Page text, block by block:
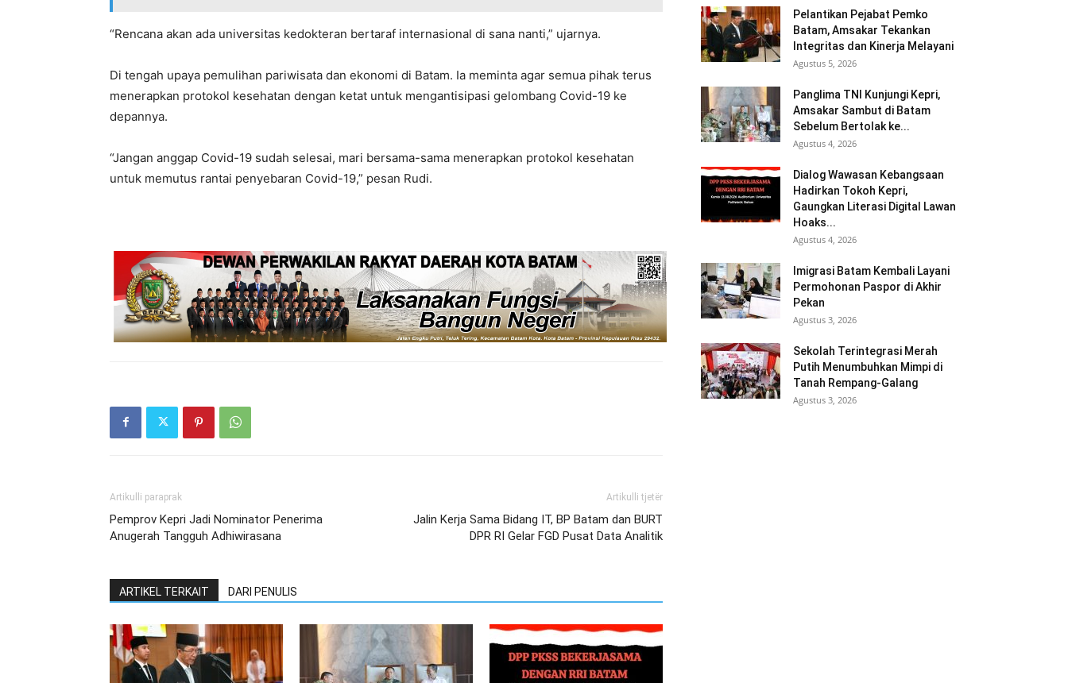
“Rencana akan ada universitas kedokteran bertaraf internasional di sana nanti,” ujarnya.
Di tengah upaya pemulihan pariwisata dan ekonomi di Batam. Ia meminta agar semua pihak terus
menerapkan protokol kesehatan dengan ketat untuk mengantisipasi gelombang Covid-19 ke
depannya.
“Jangan anggap Covid-19 sudah selesai, mari bersama-sama menerapkan protokol kesehatan
untuk memutus rantai penyebaran Covid-19,” pesan Rudi.
Artikulli paraprak
Pemprov Kepri Jadi Nominator Penerima
Anugerah Tangguh Adhiwirasana
Artikulli tjetër
Jalin Kerja Sama Bidang IT, BP Batam dan BURT
DPR RI Gelar FGD Pusat Data Analitik
ARTIKEL TERKAIT DARI PENULIS
Pelantikan Pejabat Pemko
Batam, Amsakar Tekankan
Integritas dan Kinerja Melayani
Agustus 5, 2026
Panglima TNI Kunjungi Kepri,
Amsakar Sambut di Batam
Sebelum Bertolak ke...
Agustus 4, 2026
Dialog Wawasan Kebangsaan
Hadirkan Tokoh Kepri,
Gaungkan Literasi Digital Lawan
Hoaks...
Agustus 4, 2026
Imigrasi Batam Kembali Layani
Permohonan Paspor di Akhir
Pekan
Agustus 3, 2026
Sekolah Terintegrasi Merah
Putih Menumbuhkan Mimpi di
Tanah Rempang-Galang
Agustus 3, 2026